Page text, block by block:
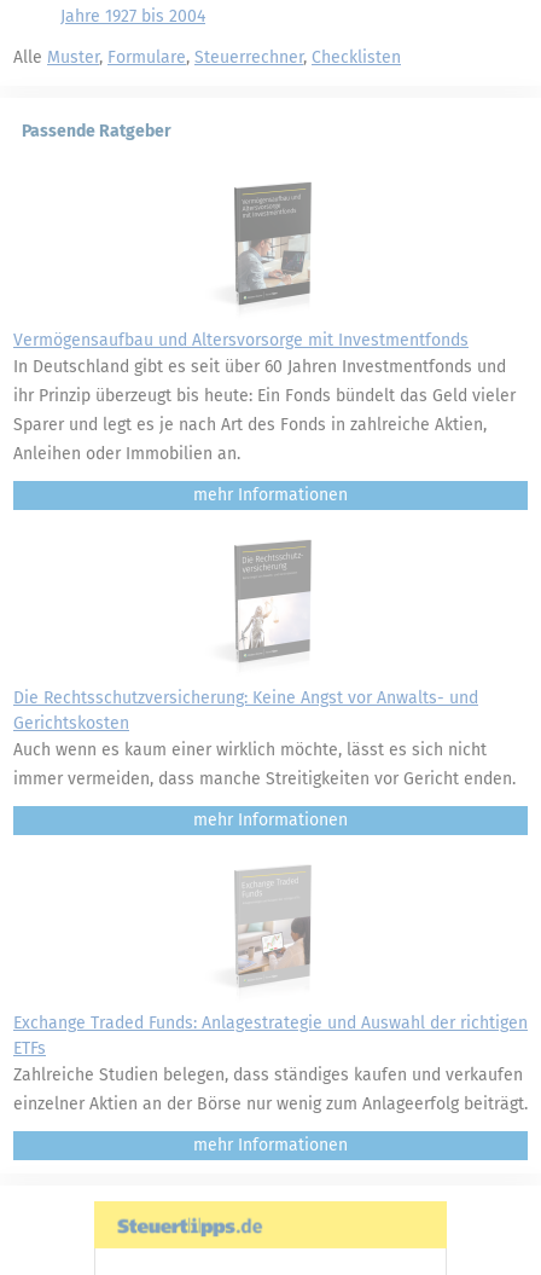
Jahre 1927 bis 2004
Alle Muster, Formulare, Steuerrechner, Checklisten
Passende Ratgeber
Vermögensaufbau und Altersvorsorge mit Investmentfonds
In Deutschland gibt es seit über 60 Jahren Investmentfonds und
ihr Prinzip überzeugt bis heute: Ein Fonds bündelt das Geld vieler
Sparer und legt es je nach Art des Fonds in zahlreiche Aktien,
Anleihen oder Immobilien an.
mehr
Die Rechtsschutzversicherung: Keine Angst vor Anwalts- und
Gerichtskosten
Auch wenn es kaum einer wirklich möchte, lässt es sich nicht
immer vermeiden, dass manche Streitigkeiten vor Gericht enden.
mehr
Exchange Traded Funds: Anlagestrategie und Auswahl der richtigen
ETFs
Zahlreiche Studien belegen, dass ständiges kaufen und verkaufen
einzelner Aktien an der Börse nur wenig zum Anlageerfolg beiträgt.
mehr